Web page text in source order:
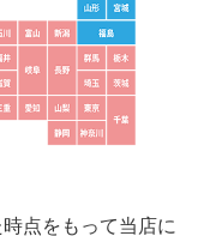
点をもって当店に